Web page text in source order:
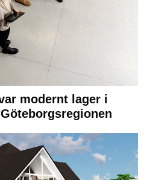
modernt lager i